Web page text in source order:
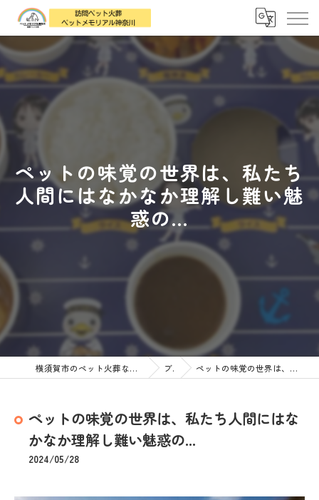
ペットの味覚の世界は、私たち
人間にはなかなか理解し難い魅
惑の...
横須賀市のペット火葬なら訪問ペット火葬 ペットメモリアル神奈川 ブログ ペットの味覚の世界は、私たち人間にはなかなか理解し難い魅惑の...
ペットの味覚の世界は、私たち人間にはな
かなか理解し難い魅惑の...
2024/05/28